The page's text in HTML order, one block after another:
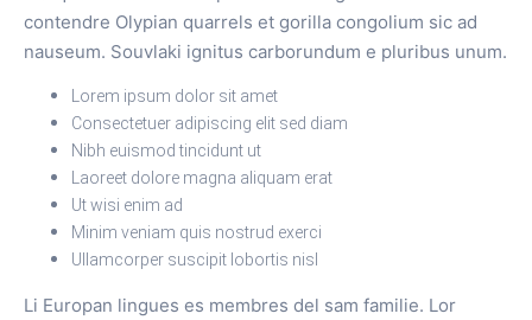
contendre Olypian quarrels et gorilla congolium sic ad
nauseum. Souvlaki ignitus carborundum e pluribus unum.
Lorem ipsum dolor sit amet
Consectetuer adipiscing elit sed diam
Nibh euismod tincidunt ut
Laoreet dolore magna aliquam erat
Ut wisi enim ad
Minim veniam quis nostrud exerci
Ullamcorper suscipit lobortis nisl
Li Europan lingues es membres del sam familie. Lor